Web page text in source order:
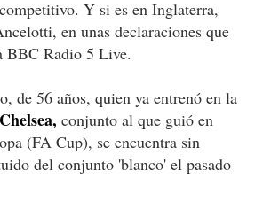
Y si es en Inglaterra,
en unas declaraciones que
BBC Radio 5 Live.
de 56 años, quien ya entrenó en la
conjunto al que guió en
(FA Cup), se encuentra sin
del conjunto 'blanco' el pasado